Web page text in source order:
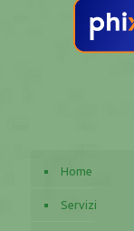
Home
Servizi